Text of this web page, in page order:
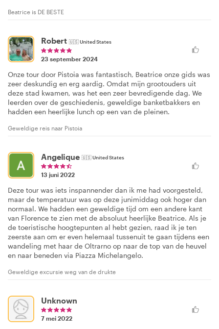
Beatrice is DE BESTE
Robert 🇺🇸United States
23 september 2024
Onze tour door Pistoia was fantastisch, Beatrice onze gids was
zeer deskundig en erg aardig. Omdat mijn grootouders uit
deze stad kwamen, was het een zeer bevredigende dag. We
leerden over de geschiedenis, geweldige banketbakkers en
hadden een heerlijke lunch op een van de pleinen.
Geweldige reis naar Pistoia
Angelique 🇺🇸United States
13 juni 2022
Deze tour was iets inspannender dan ik me had voorgesteld,
maar de temperatuur was op deze junimiddag ook hoger dan
normaal. We hadden een geweldige tijd om een andere kant
van Florence te zien met de absoluut heerlijke Beatrice. Als je
de toeristische hoogtepunten al hebt gezien, raad ik je ten
zeerste aan om er even helemaal tussenuit te gaan tijdens een
wandeling met haar de Oltrarno op naar de top van de heuvel
en naar beneden via Piazza Michelangelo.
Geweldige excursie weg van de drukte
Unknown
7 mei 2022